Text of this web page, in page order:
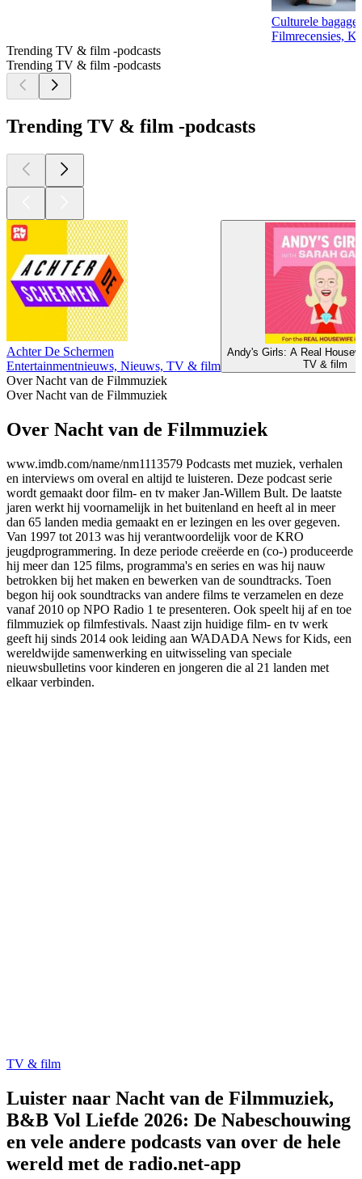
Culturele bagage
Filmrecensies,
Trending TV & film -podcasts
Trending TV & film -podcasts
Trending TV & film -podcasts
Achter De Schermen
Entertainmentnieuws, Nieuws, TV & film
Andy's Girls: A Real
TV & film
Over Nacht van de Filmmuziek
Over Nacht van de Filmmuziek
Over Nacht van de Filmmuziek
www.imdb.com/name/nm1113579 Podcasts met muziek, verhalen
en interviews om overal en altijd te luisteren. Deze podcast serie
wordt gemaakt door film- en tv maker Jan-Willem Bult. De laatste
jaren werkt hij voornamelijk in het buitenland en heeft al in meer
dan 65 landen media gemaakt en er lezingen en les over gegeven.
Van 1997 tot 2013 was hij verantwoordelijk voor de KRO
jeugdprogrammering. In deze periode creëerde en (co-) produceerde
hij meer dan 125 films, programma's en series en was hij nauw
betrokken bij het maken en bewerken van de soundtracks. Toen
begon hij ook soundtracks van andere films te verzamelen en deze
vanaf 2010 op NPO Radio 1 te presenteren. Ook speelt hij af en toe
filmmuziek op filmfestivals. Naast zijn huidige film- en tv werk
geeft hij sinds 2014 ook leiding aan WADADA News for Kids, een
wereldwijde samenwerking en uitwisseling van speciale
nieuwsbulletins voor kinderen en jongeren die al 21 landen met
elkaar verbinden.
TV & film
Luister naar Nacht van de Filmmuziek,
B&B Vol Liefde 2026: De Nabeschouwing
en vele andere podcasts van over de hele
wereld met de radio.net-app